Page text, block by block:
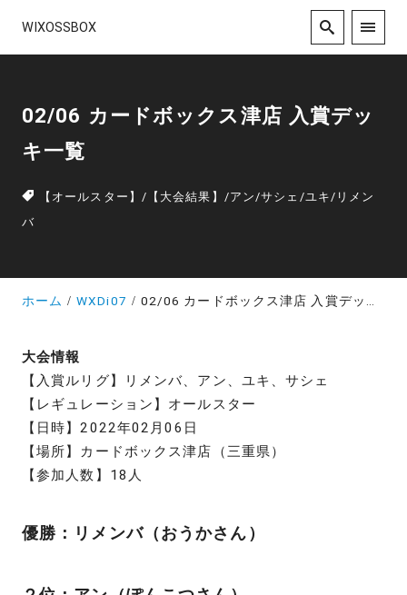
WIXOSSBOX
02/06 カードボックス津店 入賞デッ
キ一覧
【オールスター】 / 【大会結果】 /アン/サシェ /ユキ/ リメン
バ
ホーム WXDi07 02/06 カードボックス津店 入賞デッキ一覧
大会情報
【入賞ルリグ】リメンバ、アン、ユキ、サシェ
【レギュレーション】オールスター
【日時】2022年02月06日
【場所】カードボックス津店（三重県）
【参加人数】18人
優勝：リメンバ（おうかさん）